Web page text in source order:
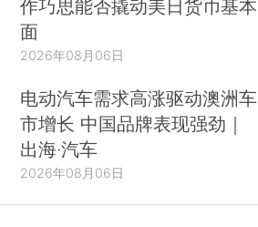
作巧思能否撬动美日货币基本
面
2026年08月06日
电动汽车需求高涨驱动澳洲车
市增长 中国品牌表现强劲｜
出海·汽车
2026年08月06日